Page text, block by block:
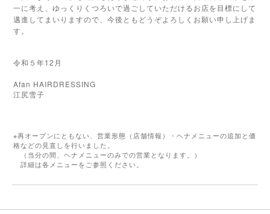
一に考え、ゆっくりくつろいで過ごしていただけるお店を目標にして
邁進してまいりますので、今後ともどうぞよろしくお願い申し上げま
す。
令和５年12月
Afan HAIRDRESSING
江尻雪子
※再オープンにともない、営業形態（店舗情報）・ヘナメニューの追加と価
格などの見直しを行いました。
（当分の間、ヘナメニューのみでの営業となります。）
詳細は各メニューをご参照ください。